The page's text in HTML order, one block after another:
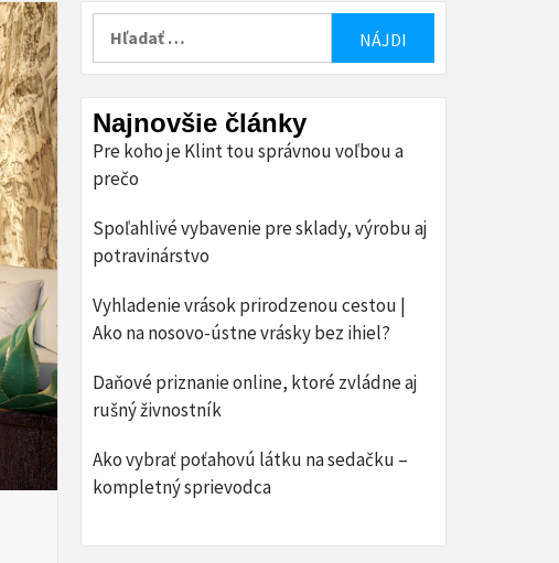
Hľadať:
Najnovšie články
Pre koho je Klint tou správnou voľbou a
prečo
Spoľahlivé vybavenie pre sklady, výrobu aj
potravinárstvo
Vyhladenie vrások prirodzenou cestou |
Ako na nosovo-ústne vrásky bez ihiel?
Daňové priznanie online, ktoré zvládne aj
rušný živnostník
​Ako vybrať poťahovú látku na sedačku –
kompletný sprievodca